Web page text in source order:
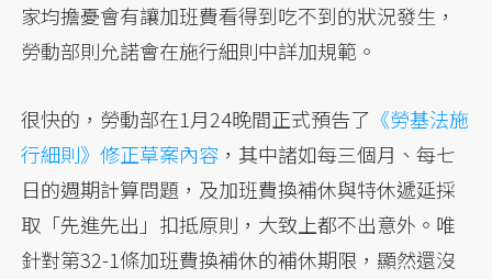
家均擔憂會有讓加班費看得到吃不到的狀況發生，
勞動部則允諾會在施行細則中詳加規範。
很快的，勞動部在1月24晚間正式預告了 《勞基法施
行細則》修正草案內容 ，其中諸如每三個月、每七
日的週期計算問題，及加班費換補休與特休遞延採
取「先進先出」扣抵原則，大致上都不出意外。唯
針對第32-1條加班費換補休的補休期限，顯然還沒